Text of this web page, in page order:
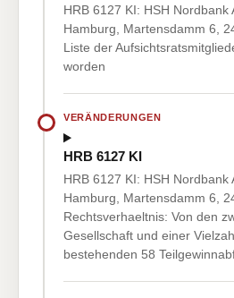
HRB 6127 KI: HSH Nordbank
Hamburg, Martensdamm 6,
Liste der
worden
VERÄNDERUNGEN
HRB 6127 KI
HRB 6127 KI: HSH Nordbank
Hamburg, Martensdamm 6,
Rechtsverhaeltnis: Von den
Gesellschaft und einer
bestehenden 58